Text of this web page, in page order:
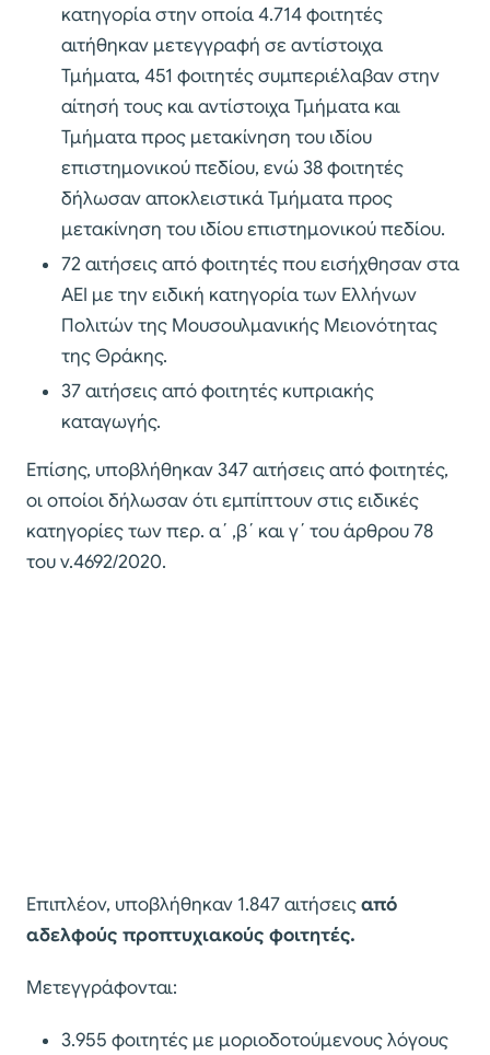
κατηγορία στην οποία 4.714 φοιτητές
αιτήθηκαν μετεγγραφή σε αντίστοιχα
Τμήματα, 451 φοιτητές συμπεριέλαβαν στην
αίτησή τους και αντίστοιχα Τμήματα και
Τμήματα προς μετακίνηση του ιδίου
επιστημονικού πεδίου, ενώ 38 φοιτητές
δήλωσαν αποκλειστικά Τμήματα προς
μετακίνηση του ιδίου επιστημονικού πεδίου.
72 αιτήσεις από φοιτητές που εισήχθησαν στα
ΑΕΙ με την ειδική κατηγορία των Ελλήνων
Πολιτών της Μουσουλμανικής Μειονότητας
της Θράκης.
37 αιτήσεις από φοιτητές κυπριακής
καταγωγής.
Επίσης, υποβλήθηκαν 347 αιτήσεις από φοιτητές,
οι οποίοι δήλωσαν ότι εμπίπτουν στις ειδικές
κατηγορίες των περ. α΄ ,β΄ και γ΄ του άρθρου 78
του ν.4692/2020.
Επιπλέον, υποβλήθηκαν 1.847 αιτήσειςαπό
αδελφούς προπτυχιακούς φοιτητές.
Μετεγγράφονται:
3.955 φοιτητές με μοριοδοτούμενους λόγους